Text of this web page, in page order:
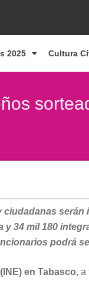
2025 Cultura
ciudadanas
y34 mil 180
podrá
en Tabasco, a